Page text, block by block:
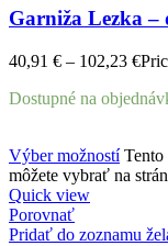
Garniža Lezka –
40,91 € – 102,23 €
Dostupné na
Výber možností Tento
môžete vybrať na
Quick view
Porovnať
Pridať do zoznamu